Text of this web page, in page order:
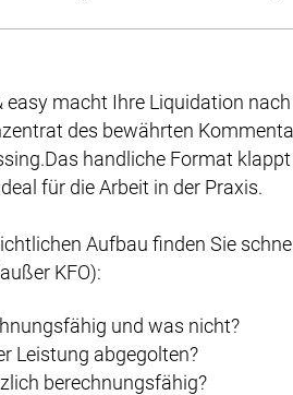
easy macht Ihre Liquidation
des bewährten
handliche Format
für die Arbeit in der Praxis.
Aufbau finden Sie
KFO):
und was nicht?
Leistung abgegolten?
berechnungsfähig?